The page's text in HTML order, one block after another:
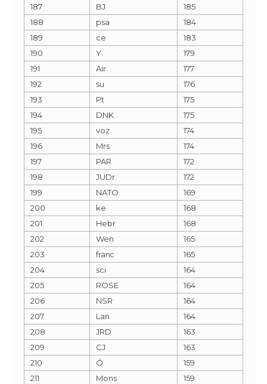
187
BJ
185
188
psa
184
189
ce
183
190
Y
179
191
Air
177
192
su
176
193
Pt
175
194
DNK
175
195
voz
174
196
Mrs
174
197
PAR
172
198
JUDr
172
199
NATO
169
200
ke
168
201
Hebr
168
202
Wen
165
203
franc
165
204
sci
164
205
ROSE
164
206
NSR
164
207
Lan
164
208
JRD
163
209
CJ
163
210
Ó
159
211
Mons 159